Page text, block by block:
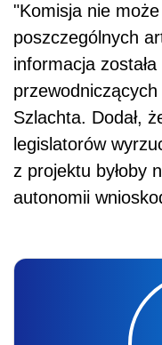
"Komisja nie
poszczególnych
informacja
przewodniczących
Szlachta. Dodał,
legislatorów
z projektu byłoby
autonomii